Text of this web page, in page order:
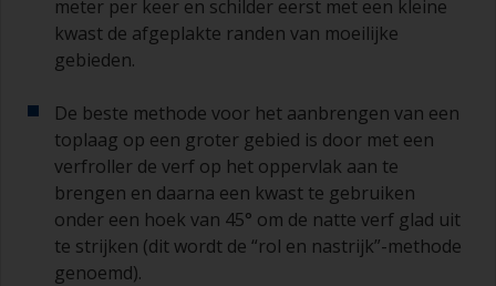
meter per keer en schilder eerst met een kleine
kwast de afgeplakte randen van moeilijke
gebieden.
De beste methode voor het aanbrengen van een
toplaag op een groter gebied is door met een
verfroller de verf op het oppervlak aan te
brengen en daarna een kwast te gebruiken
onder een hoek van 45° om de natte verf glad uit
te strijken (dit wordt de “rol en nastrijk”-methode
genoemd).